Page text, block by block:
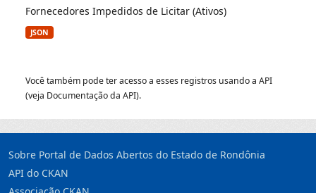
Fornecedores Impedidos de Licitar (Ativos)
JSON
Você também pode ter acesso a esses registros usando a API
(veja Documentação da API).
Sobre Portal de Dados Abertos do Estado de Rondônia
API do CKAN